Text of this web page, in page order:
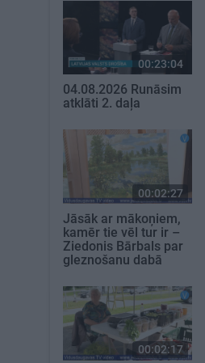
00:23:04
04.08.2026 Runāsim
atklāti 2. daļa
00:02:27
Jāsāk ar mākoņiem,
kamēr tie vēl tur ir –
Ziedonis Bārbals par
gleznošanu dabā
00:02:17